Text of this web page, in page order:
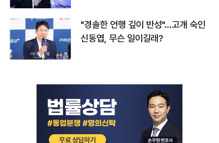
"경솔한 언행 깊이 반성"…고개 숙인
신동엽, 무슨 일이길래?